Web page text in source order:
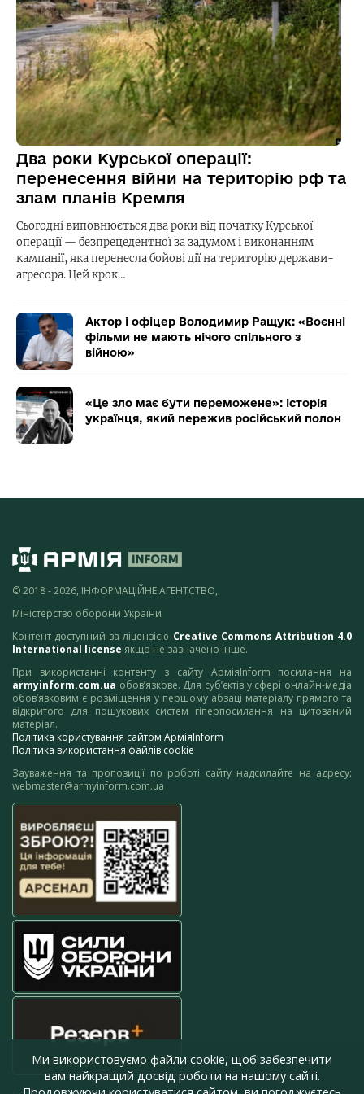
Два роки Курської операції:
перенесення війни на територію рф та
злам планів Кремля
Сьогодні виповнюється два роки від початку Курської
операції — безпрецедентної за задумом і виконанням
кампанії, яка перенесла бойові дії на територію держави-
агресора. Цей крок…
Актор і офіцер Володимир Ращук: «Воєнні
фільми не мають нічого спільного з
війною»
«Це зло має бути переможене»: історія
українця, який пережив російський полон
© 2018 - 2026, ІНФОРМАЦІЙНЕ АГЕНТСТВО,
Міністерство оборони України
Контент доступний за ліцензією Creative Commons Attribution 4.0
International license якщо не зазначено інше.
При використанні контенту з сайту АрміяInform посилання на
armyinform.com.ua обов’язкове. Для суб’єктів у сфері онлайн-медіа
обов’язковим є розміщення у першому абзаці матеріалу прямого та
відкритого для пошукових систем гіперпосилання на цитований
матеріал.
Політика користування сайтом АрміяInform
Політика використання файлів cookie
Зауваження та пропозиції по роботі сайту надсилайте на адресу:
webmaster@armyinform.com.ua
Ми використовуємо файли cookie, щоб забезпечити
вам найкращий досвід роботи на нашому сайті.